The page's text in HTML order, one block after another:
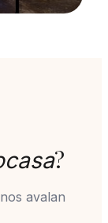
?
avalan